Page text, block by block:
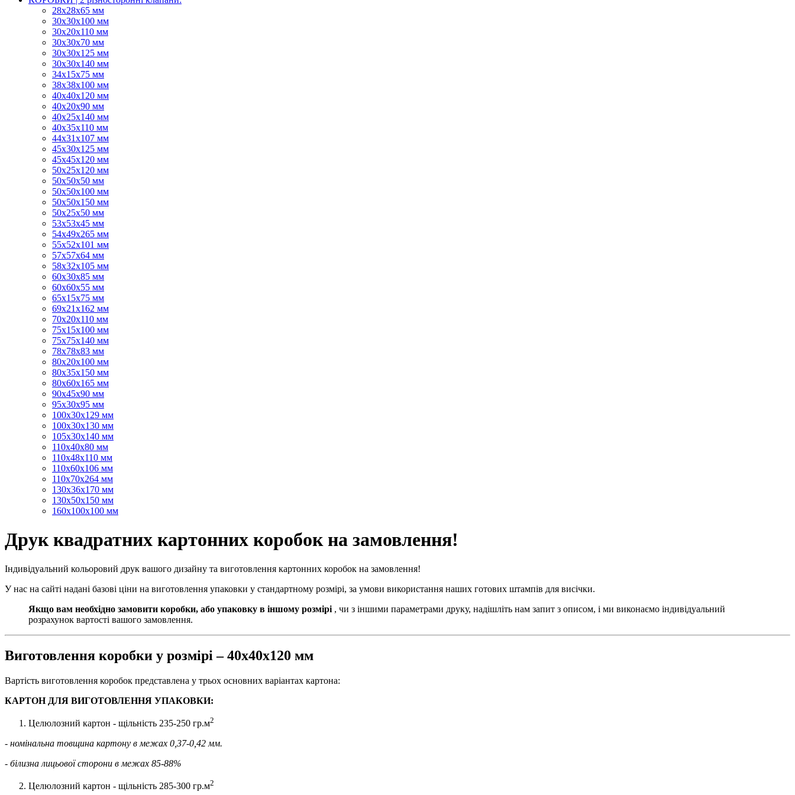
28х28х65 мм
30х30х100 мм
30х20х110 мм
30х30х70 мм
30х30х125 мм
30х30х140 мм
34х15х75 мм
38х38х100 мм
40х40х120 мм
40х20х90 мм
40х25х140 мм
40х35х110 мм
44х31х107 мм
45х30х125 мм
45х45х120 мм
50х25х120 мм
50х50х50 мм
50х50х100 мм
50х50х150 мм
50х25х50 мм
53х53х45 мм
54х49х265 мм
55х52х101 мм
57х57х64 мм
58х32х105 мм
60х30х85 мм
60х60х55 мм
65х15х75 мм
69х21х162 мм
70х20х110 мм
75х15х100 мм
75х75х140 мм
78х78х83 мм
80х20х100 мм
80х35х150 мм
80х60х165 мм
90х45х90 мм
95х30х95 мм
100х30х129 мм
100х30х130 мм
105х30х140 мм
110х40х80 мм
110х48х110 мм
110х60х106 мм
110х70х264 мм
130х36х170 мм
130х50х150 мм
160х100х100 мм
Друк квадратних картонних коробок на замовлення!
Індивідуальний кольоровий друк вашого дизайну та виготовлення картонних коробок на замовлення!
У нас на сайті надані базові ціни на виготовлення упаковки у стандартному розмірі, за умови використання наших готових штампів для висічки.
Якщо вам необхідно замовити коробки, або упаковку в іншому розмірі , чи з іншими параметрами друку, надішліть нам запит з описом, і ми виконаємо індивідуальний
розрахунок вартості вашого замовлення.
Виготовлення коробки у розмірі – 40х40х120 мм
Вартість виготовлення коробок представлена у трьох основних варіантах картона:
КАРТОН ДЛЯ ВИГОТОВЛЕННЯ УПАКОВКИ:
Целюлозний картон - щільність 235-250 гр.м2
- номінальна товщина картону в межах 0,37-0,42 мм.
- білизна лицьової сторони в межах 85-88%
Целюлозний картон - щільність 285-300 гр.м2